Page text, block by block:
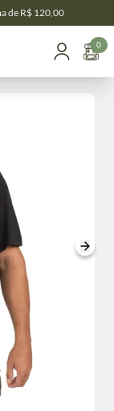
de R$ 120,00
0